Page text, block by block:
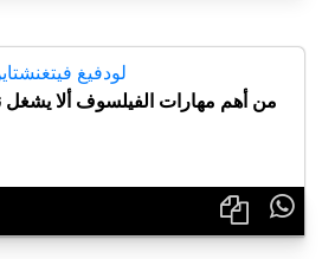
لودفيغ
من أهم مهارات الفيلسوف ألا يشغل
